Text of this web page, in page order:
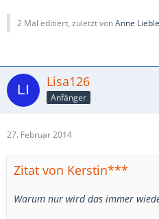
2 Mal editiert, zuletzt vonAnne
Lisa126
Anfänger
27. Februar 2014
Zitat von Kerstin***
Warum nur wird das immer